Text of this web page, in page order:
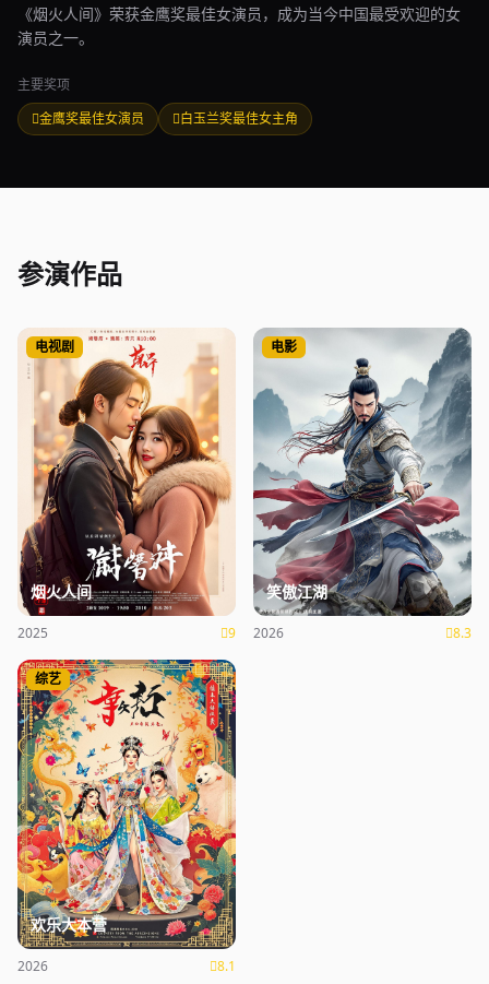
《烟火人间》荣获金鹰奖最佳女演员，成为当今中国最受欢迎的女
演员之一。
主要奖项
金鹰奖最佳女演员
白玉兰奖最佳女主角
参演作品
电视剧
烟火人间
2025 9
电影
笑傲江湖
2026 8.3
综艺
欢乐大本营
2026 8.1